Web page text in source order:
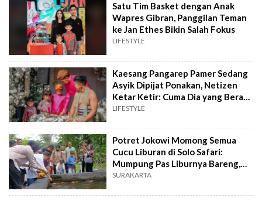
Satu Tim Basket dengan Anak
Wapres Gibran, Panggilan Teman
ke Jan Ethes Bikin Salah Fokus
LIFESTYLE
Kaesang Pangarep Pamer Sedang
Asyik Dipijat Ponakan, Netizen
Ketar Ketir: Cuma Dia yang Berani
Nyuruh Anak Wapres
LIFESTYLE
Potret Jokowi Momong Semua
Cucu Liburan di Solo Safari:
Mumpung Pas Liburnya Bareng,
Kalau Anak Masih Kerja
SURAKARTA